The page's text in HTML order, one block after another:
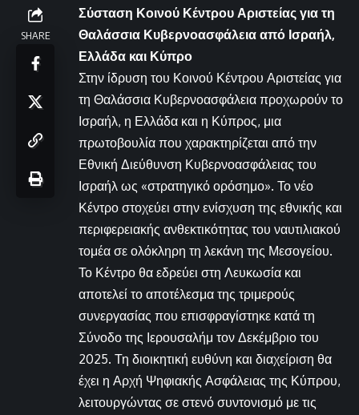
SHARE
Σύσταση Κοινού Κέντρου Αριστείας για τη
Θαλάσσια Κυβερνοασφάλεια από Ισραήλ,
Ελλάδα και Κύπρο
Στην ίδρυση του Κοινού Κέντρου Αριστείας για
τη Θαλάσσια Κυβερνοασφάλεια προχωρούν το
Ισραήλ, η Ελλάδα και η Κύπρος, μια
πρωτοβουλία που χαρακτηρίζεται από την
Εθνική Διεύθυνση Κυβερνοασφάλειας του
Ισραήλ ως «στρατηγικό ορόσημο». Το νέο
Κέντρο στοχεύει στην ενίσχυση της εθνικής και
περιφερειακής ανθεκτικότητας του ναυτιλιακού
τομέα σε ολόκληρη τη λεκάνη της Μεσογείου.
Το Κέντρο θα εδρεύει στη Λευκωσία και
αποτελεί το αποτέλεσμα της τριμερούς
συνεργασίας που επισφραγίστηκε κατά τη
Σύνοδο της Ιερουσαλήμ τον Δεκέμβριο του
2025. Τη διοικητική ευθύνη και διαχείριση θα
έχει η Αρχή Ψηφιακής Ασφάλειας της Κύπρου,
λειτουργώντας σε στενό συντονισμό με τις